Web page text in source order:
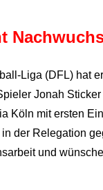
Liga (DFL) hat
Jonah
Köln mit ersten
in der Relegation
und